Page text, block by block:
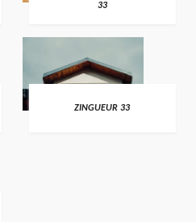
33
ZINGUEUR 33